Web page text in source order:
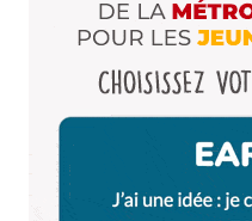
Dis-nous tout *
Enregistrer mon nom,